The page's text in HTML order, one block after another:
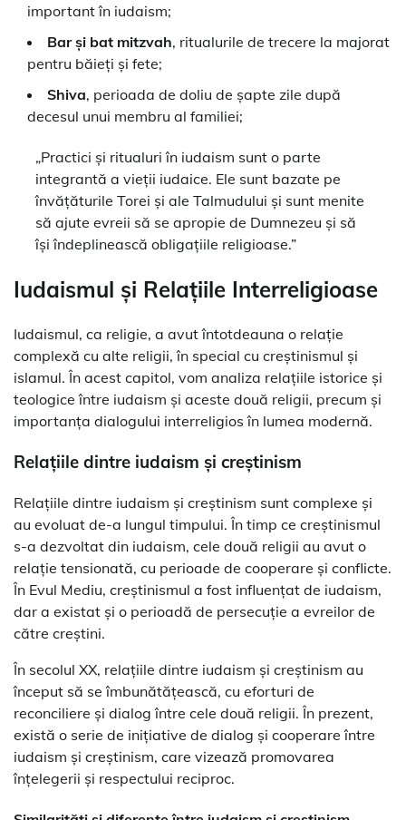
important în iudaism;
Bar și bat mitzvah, ritualurile de trecere la majorat
pentru băieți și fete;
Shiva, perioada de doliu de șapte zile după
decesul unui membru al familiei;
„Practici și ritualuri în iudaism sunt o parte
integrantă a vieții iudaice. Ele sunt bazate pe
învățăturile Torei și ale Talmudului și sunt menite
să ajute evreii să se apropie de Dumnezeu și să
își îndeplinească obligațiile religioase.”
Iudaismul și Relațiile Interreligioase
Iudaismul, ca religie, a avut întotdeauna o relație
complexă cu alte religii, în special cu creștinismul și
islamul. În acest capitol, vom analiza relațiile istorice și
teologice între iudaism și aceste două religii, precum și
importanța dialogului interreligios în lumea modernă.
Relațiile dintre iudaism și creștinism
Relațiile dintre iudaism și creștinism sunt complexe și
au evoluat de-a lungul timpului. În timp ce creștinismul
s-a dezvoltat din iudaism, cele două religii au avut o
relație tensionată, cu perioade de cooperare și conflicte.
În Evul Mediu, creștinismul a fost influențat de iudaism,
dar a existat și o perioadă de persecuție a evreilor de
către creștini.
În secolul XX, relațiile dintre iudaism și creștinism au
început să se îmbunătățească, cu eforturi de
reconciliere și dialog între cele două religii. În prezent,
există o serie de inițiative de dialog și cooperare între
iudaism și creștinism, care vizează promovarea
înțelegerii și respectului reciproc.